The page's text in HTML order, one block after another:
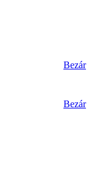
Bezár
Bezár